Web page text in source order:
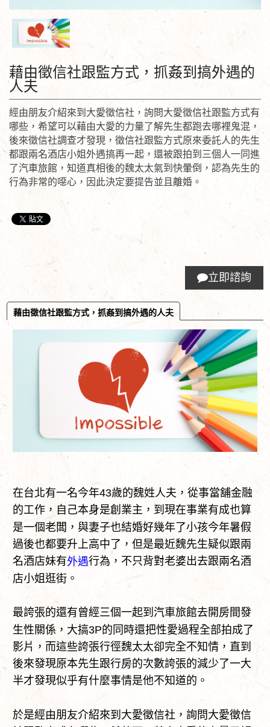
藉由徵信社跟監方式，抓姦到搞外遇的
人夫
經由朋友介紹來到大愛徵信社，詢問大愛徵信社跟監方式有
哪些，希望可以藉由大愛的力量了解先生都跑去哪裡鬼混，
後來徵信社調查才發現，徵信社跟監方式原來委託人的先生
都跟兩名酒店小姐外遇搞再一起，還被跟拍到三個人一同進
了汽車旅館，知道真相後的魏太太氣到快暈倒，認為先生的
行為非常的噁心，因此決定要提告並且離婚。
立即諮詢
藉由徵信社跟監方式，抓姦到搞外遇的人夫
在台北有一名今年43歲的魏姓人夫，從事當舖金融
的工作，自己本身是創業主，到現在事業有成也算
是一個老闆，與妻子也結婚好幾年了小孩今年暑假
過後也都要升上高中了，但是最近魏先生疑似跟兩
名酒店妹有外遇行為，不只背對老婆出去跟兩名酒
店小姐逛街。
最誇張的還有曾經三個一起到汽車旅館去開房間發
生性關係，大搞3P的同時還把性愛過程全部拍成了
影片，而這些誇張行徑魏太太卻完全不知情，直到
後來發現原本先生跟行房的次數誇張的減少了一大
半才發現似乎有什麼事情是他不知道的。
於是經由朋友介紹來到大愛徵信社，詢問大愛徵信